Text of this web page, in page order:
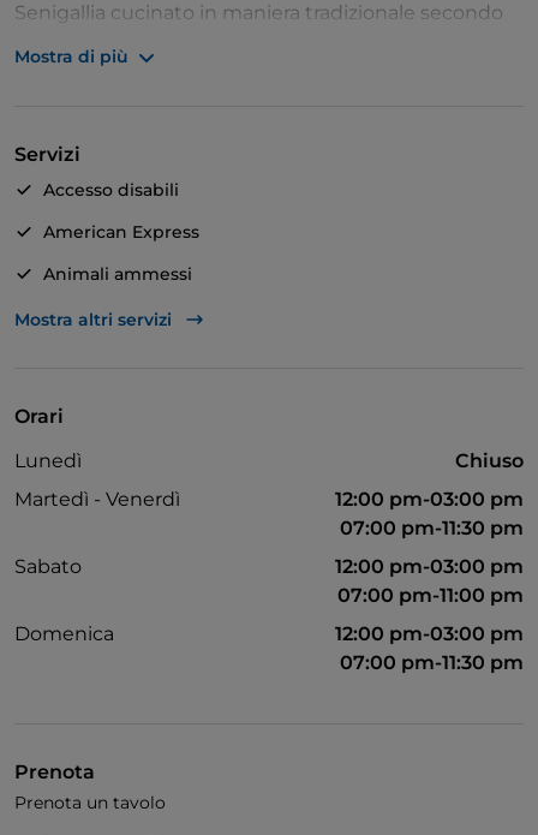
Senigallia cucinato in maniera tradizionale secondo
pescato fresco. Il locale è accogliente e informale
gestione familiare assicura accuratezza nei piatti e un
servizio premuroso. Laura e Marco vi aspettano per
Mostra di più
Servizi
Accesso disabili
American Express
Animali ammessi
Asporto
Tavoli all'aperto
Mastercard
Mostra altri servizi
Orari
Lunedì
Chiuso
Martedì - Venerdì
12:00 pm-03:00 pm
07:00 pm-11:30 pm
Sabato
12:00 pm-03:00 pm
07:00 pm-11:00 pm
Domenica
12:00 pm-03:00 pm
07:00 pm-11:30 pm
Prenota
Prenota un tavolo